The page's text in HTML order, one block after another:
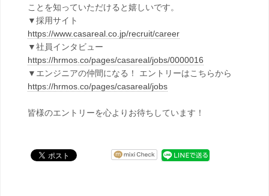
ことを知っていただけると嬉しいです。
▼採用サイト
https://www.casareal.co.jp/recruit/career
▼社員インタビュー
https://hrmos.co/pages/casareal/jobs/0000016
▼エンジニアの仲間になる！ エントリーはこちらから
https://hrmos.co/pages/casareal/jobs
皆様のエントリーを心よりお待ちしています！